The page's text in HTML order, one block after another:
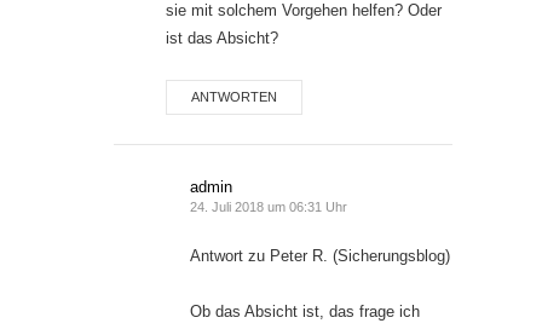
sie mit solchem Vorgehen helfen? Oder
ist das Absicht?
ANTWORTEN
admin
24. Juli 2018 um 06:31 Uhr
Antwort zu Peter R. (Sicherungsblog)
Ob das Absicht ist, das frage ich